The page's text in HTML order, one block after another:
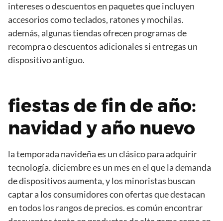
intereses o descuentos en paquetes que incluyen
accesorios como teclados, ratones y mochilas.
además, algunas tiendas ofrecen programas de
recompra o descuentos adicionales si entregas un
dispositivo antiguo.
fiestas de fin de año:
navidad y año nuevo
la temporada navideña es un clásico para adquirir
tecnología. diciembre es un mes en el que la demanda
de dispositivos aumenta, y los minoristas buscan
captar a los consumidores con ofertas que destacan
en todos los rangos de precios. es común encontrar